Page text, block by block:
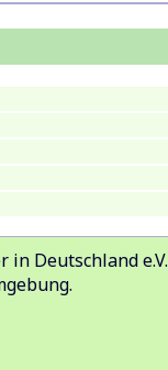
Deutschland e.V.